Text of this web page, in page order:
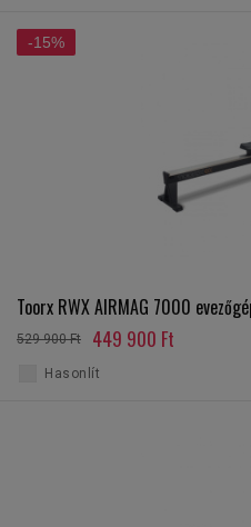
-15%
Toorx RWX AIRMAG 7000
529 900 Ft 449 900 Ft
Hasonlít